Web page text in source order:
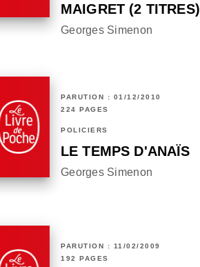
MAIGRET (2 TITRES)
Georges Simenon
PARUTION : 01/12/2010
224 PAGES
POLICIERS
LE TEMPS D'ANAÏS
Georges Simenon
PARUTION : 11/02/2009
192 PAGES